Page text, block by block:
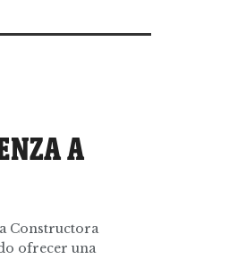
A
Constructora
ofrecer una